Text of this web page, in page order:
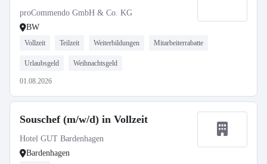
proCommendo GmbH & Co. KG
BW
Vollzeit Teilzeit Weiterbildungen Mitarbeiterrabatte
Urlaubsgeld Weihnachtsgeld
01.08.2026
Souschef (m/w/d) in Vollzeit
Hotel GUT Bardenhagen
Bardenhagen